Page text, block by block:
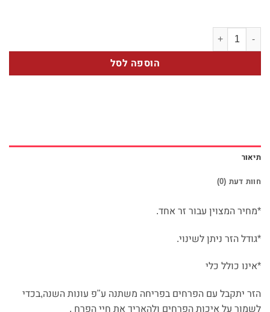
כמות של זר השנה 2
הוספה לסל
תיאור
חוות דעת (0)
*מחיר המצוין עבור זר אחד.
*גודל הזר ניתן לשינוי.
*אינו כולל כלי
הזר יתקבל עם הפרחים בפריחה משתנה ע"פ עונות השנה,בכדי
לשמור על איכות הפרחים ולהאריך את חיי הפרח ,